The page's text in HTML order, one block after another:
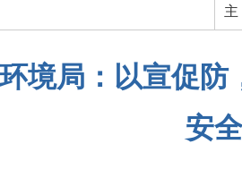
主
境局：以宣促
安全